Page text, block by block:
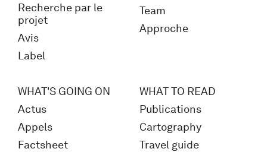
Recherche par le
projet
Avis
Label
Team
Approche
WHAT'S GOING ON
Actus
Appels
Factsheet
WHAT TO READ
Publications
Cartography
Travel guide